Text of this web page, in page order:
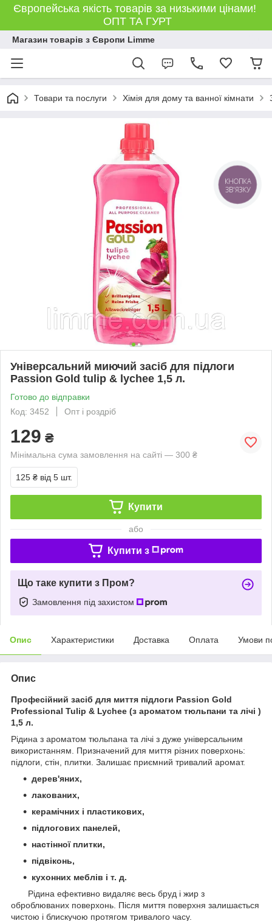
Європейська якість товарів за низькими цінами!
ОПТ ТА ГУРТ
Магазин товарів з Європи Limme
Товари та послуги Хімія для дому та ванної кімнати
Універсальний миючий засіб для підлоги
Passion Gold tulip & lychee 1,5 л.
Готово до відправки
Код: 3452
Опт і роздріб
129 ₴
Мінімальна сума замовлення на сайті — 300 ₴
125 ₴ від 5 шт.
Купити
або
Купити з
Що таке купити з Пром?
Замовлення під захистом
Опис Характеристики Доставка Оплата Умови
Опис
Професійний засіб для миття підлоги Passion Gold
Professional Tulip & Lychee (з ароматом тюльпани та лічі )
1,5 л.
Pідина з ароматом тюльпана та лічі з дуже універсальним
використанням. Призначений для миття різних поверхонь:
підлоги, стін, плитки. Залишає приємний тривалий аромат.
дерев'яних,
лакованих,
керамічних і пластикових,
підлогових панелей,
настінної плитки,
підвіконь,
кухонних меблів і т. д.
Рідина ефективно видаляє весь бруд і жир з
оброблюваних поверхонь. Після миття поверхня залишається
чистою і блискучою протягом тривалого часу.
КНОПКА
ЗВ'ЯЗКУ